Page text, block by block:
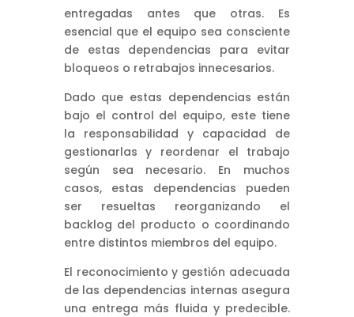
entregadas antes que otras. Es
esencial que el equipo sea consciente
de estas dependencias para evitar
bloqueos o retrabajos innecesarios.
Dado que estas dependencias están
bajo el control del equipo, este tiene
la responsabilidad y capacidad de
gestionarlas y reordenar el trabajo
según sea necesario. En muchos
casos, estas dependencias pueden
ser resueltas reorganizando el
backlog del producto o coordinando
entre distintos miembros del equipo.
El reconocimiento y gestión adecuada
de las dependencias internas asegura
una entrega más fluida y predecible.